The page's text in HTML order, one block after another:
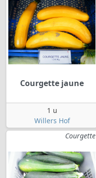
Courgette jaune
1 u
Willers Hof
Courgette